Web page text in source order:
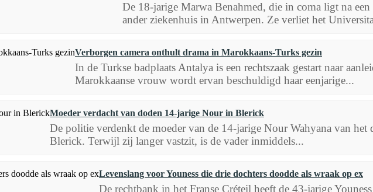
De 18-jarige Marwa Benahmed, die in coma ligt na
ander ziekenhuis in Antwerpen. Ze verliet het
Verborgen camera onthult drama in Marokkaans-Turks gezin
In de Turkse badplaats Antalya is een rechtszaak gestart naar
Marokkaanse vrouw wordt ervan beschuldigd haar eenjarige...
Moeder verdacht van doden 14-jarige Nour in Blerick
De politie verdenkt de moeder van de 14-jarige Nour Wahyana van
Blerick. Terwijl zij langer vastzit, is de vader inmiddels...
Levenslang voor Youness die drie dochters doodde als wraak op ex
De rechtbank in het Franse Créteil heeft de 43-jarige